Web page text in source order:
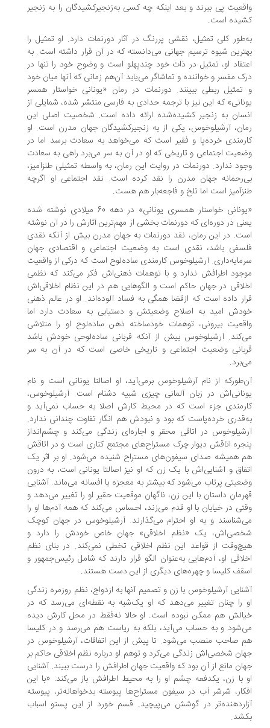
پی ببرند و بعد اینکه چه کسی به‌زنجیرکشیدگان را به زنجیر
است.
کلی تمثیل، نقشی پررنگ در آثار دورنمات دارد. او تمثیل را
شیوه ترسیم جهانی می‌دانسته که در آن قرار داشته است. به
او، تمثیل در ذات خود چندپهلو است و وضوح خود را تنها در
مفسر و خواننده و تماشاگر ‌می‌یابد آن‌هم زمانی که آنها میان خود
ربطی ببینند. دورنمات در رمان «یونانی خواستار همسر
که این نیز با ترجمه حدادی به فارسی منتشر شده، شمایلی از
به زنجیر کشیده‌شده ارائه داده است. شخصیت اصلی این
آرشیلوخوس، یکی از به زنجیرکشیدگان جهان مدرن است. او
خرده‌پا و فقیر است که می‌خواهد به سعادت برسد اما در
اجتماعی و تاریخی که او در آن به سر می‌برد راهی به سعادت
ندارد. دورنمات در روایت این رمان، به‌ واسطه تمثیلی طنزآمیز،
جهان مدرن را نقد کرده است. نقد اجتماعی او اگرچه
است اما تلخ و فاجعه‌بار هم هست.
«یونانی خواستار همسری یونانی» در دهه 60 میلادی نوشته شده
در دوره‌ای که دورنمات بخشی از مهم‌ترین آثارش را در آن نوشته
در این رمان، نقد دورنمات به جهان مدرن بیش از آنکه نقدی
باشد، نقدی است به وضعیت اجتماعی و اقتصادی جهان
آرشیلوخوس کارمندی ساده‌لوح است که درکی از واقعیت
اطرافش ندارد و با توهمات ذهنی‌اش فکر می‌کند که نظمی
در جهان حاکم است و الگوهایی هم در این نظام اخلاقی‌اش
داده است که ازقضا همگی به فساد آلوده‌اند. او در عالم ذهنی
امید به اصلاح وضعیتش و دستیابی به سعادت دارد اما
بیرونی، توهمات خودساخته ذهن ساده‌لوح او را متلاشی
آرشیلوخوس بیش از آنکه قربانی ساده‌لوحی خودش باشد
وضعیت اجتماعی و تاریخی خاصی است که در آن به سر
از نام آرشیلوخوس برمی‌آید، او اصالتا یونانی است و نام
در زبان آلمانی چیزی شبیه دشنام است. آرشیلوخوس،
جزء است که در محیط کارش اصلا به حساب نمی‌آید و
خرده‌پاست که بود و نبودش هم انگار تفاوت چندانی ندارد.
در اتاقی محقر و اجاره‌ای زندگی می‌کند و چشم‌انداز
اتاقش دیوار چرک مستراح‌های مجتمع کناری است و در اتاقش
همیشه صدای سیفون‌های مستراح شنیده می‌شود. او بر اثر یک
و آشنایی‌اش با یک زن که او نیز اصالتا یونانی است، به درون
پرتاب می‌شود که بیشتر به معجزه یا افسانه می‌ماند. آشنایی
داستان با این زن، ناگهان موقعیت حقیر او را تغییر می‌دهد و
در خیابان با او قدم می‌زند، احساس می‌کند که همه آدم‌ها او را
و به او احترام می‌گذارند. آرشیلوخوس در جهان کوچک
یک «نظم اخلاقی» جهان خاص خودش را دارد و
از قواعد این نظم اخلاقی تخطی نمی‌کند. در بنای نظم
او، آدم‌هایی به‌عنوان الگو قرار دارند که شامل رئیس‌جمهور و
کلیسا و چهره‌های دیگری از این دست هستند.
آرشیلوخوس با زن و تصمیم آنها به ازدواج، نظم روزمره زندگی
را چنان تغییر می‌دهد که او یک‌شبه به نقطه‌ای می‌رسد که در
هم ممکن نبوده است. او حالا نه‌فقط در محل کارش دیده
و به حساب می‌آید، بلکه به ریاست هم می‌رسد و در کلیسا
صاحب منصب می‌شود. تا پیش از این اتفاقات، آرشیلوخوس در
شخصی‌اش زندگی می‌کرد و توهم او درباره نظم اخلاقی حاکم بر
مانع از آن بود که واقعیت جهان اطرافش را درست ببیند. آشنایی
با زن، یکدفعه چشم او را به محیط اطرافش باز می‌کند: «با این
شرشر آب در سیفون مستراح‌ها پیوسته بدخواهانه‌تر، پیوسته
در گوشش می‌پیچید. قسم خورد از این پستو اسباب